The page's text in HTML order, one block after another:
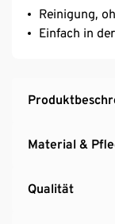
Reinigung,
Einfach in
Material &
Qualität